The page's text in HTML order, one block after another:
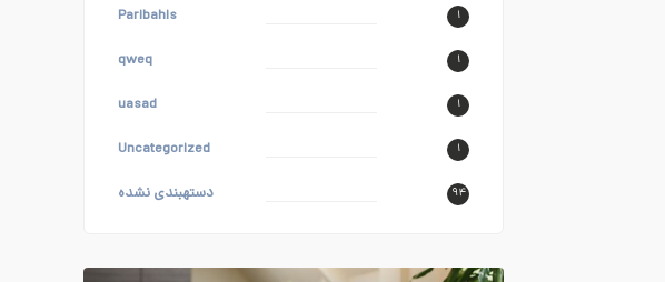
Paribahis ۱
qweq ۱
uasad ۱
Uncategorized ۱
دستهبندی نشده ۹۴